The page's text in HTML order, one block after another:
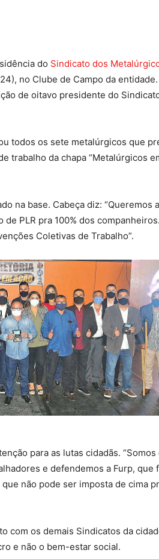
do Sindicato dos
no Clube de Campo da entidade.
de oitavo presidente do
todos os sete metalúrgicos que
trabalho da chapa “Metalúrgicos
na base. Cabeça diz: “Queremos
PLR pra 100% dos
Coletivas de Trabalho”.
para as lutas cidadãs.
e defendemos a Furp, que
não pode ser imposta de cima
com os demais Sindicatos da
e não o bem-estar social.